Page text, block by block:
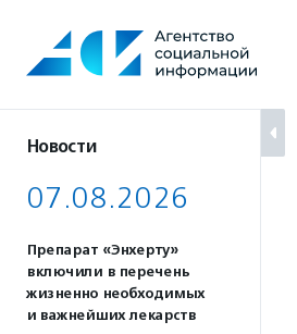
содержанию
Новости
07.08.2026
Препарат «Энхерту»
включили в перечень
жизненно необходимых
и важнейших лекарств